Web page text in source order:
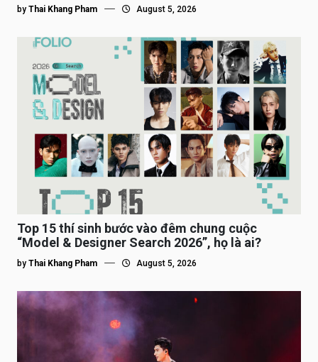
by Thai Khang Pham August 5, 2026
Top 15 thí sinh bước vào đêm chung cuộc
“Model & Designer Search 2026”, họ là ai?
by Thai Khang Pham August 5, 2026